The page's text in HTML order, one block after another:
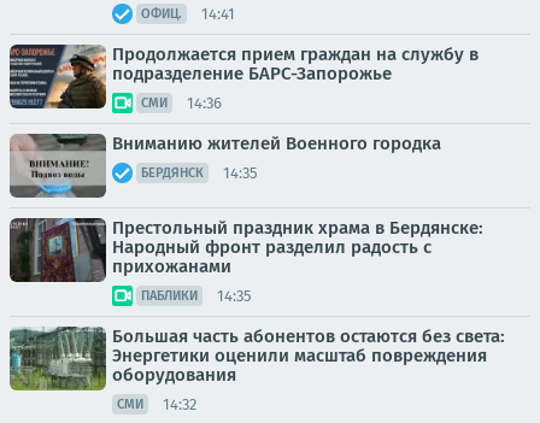
ОФИЦ. 14:41
Продолжается прием граждан на службу в
подразделение БАРС-Запорожье
СМИ 14:36
Вниманию жителей Военного городка
БЕРДЯНСК 14:35
Престольный праздник храма в Бердянске:
Народный фронт разделил радость с
прихожанами
ПАБЛИКИ 14:35
Большая часть абонентов остаются без света:
Энергетики оценили масштаб повреждения
оборудования
СМИ 14:32